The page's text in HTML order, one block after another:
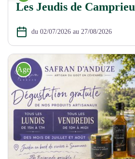
Les Jeudis de Camprieu
du 02/07/2026 au 27/08/2026
Agenda